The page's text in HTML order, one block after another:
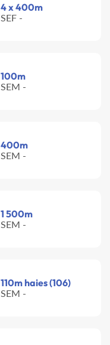
4 x 400m
SEF -
100m
SEM -
400m
SEM -
1 500m
SEM -
110m haies (106)
SEM -